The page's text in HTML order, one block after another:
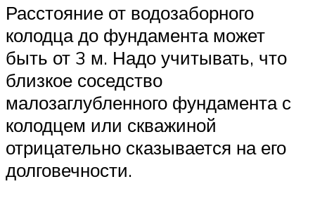
Расстояние от водозаборного
колодца до фундамента может
быть от 3 м. Надо учитывать, что
близкое соседство
малозаглубленного фундамента с
колодцем или скважиной
отрицательно сказывается на его
долговечности.